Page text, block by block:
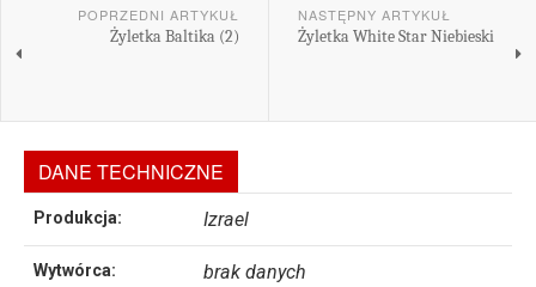
POPRZEDNI ARTYKUŁ
Żyletka Baltika (2)
NASTĘPNY ARTYKUŁ
Żyletka White Star Niebieski
DANE TECHNICZNE
Produkcja: Izrael
Wytwórca: brak danych